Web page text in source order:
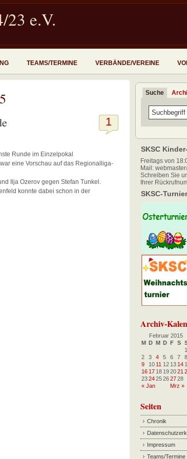
23 e.V.
TEAMS/TERMINE VERBÄNDE/VEREINE
1
Runde im Einzelpokal
eine Vorschau auf das Regionalliga-
Ilja Ozerov gegen Stefan Tunkel.
konnte dabei schon in der
Suche
SKSC
Freitags von
Mail:
Schreiben Sie
Ihrer
SKSC-
Archiv-
Februar 2015
M D M D F S
« Jan Mrz »
1
2
3 4 5 6 7
8
9
10 11 12 13 14
16 17 18 192021
232425262728
Seiten
Chronik
Impressum
Teams/Termine